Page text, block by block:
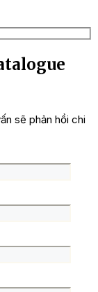
sẽ phản hồi chi